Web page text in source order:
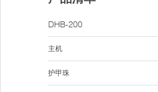
DHB-200
主机
护甲珠